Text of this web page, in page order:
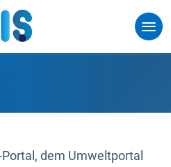
dem Umweltportal